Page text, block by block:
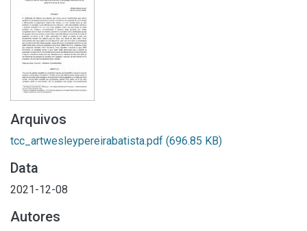
Arquivos
tcc_artwesleypereirabatista.pdf (696.85 KB)
Data
2021-12-08
Autores